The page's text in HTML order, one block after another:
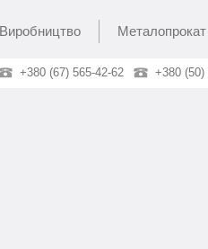
Виробництво Металопрокат
+380 (67) 565-42-62 +380 (50)